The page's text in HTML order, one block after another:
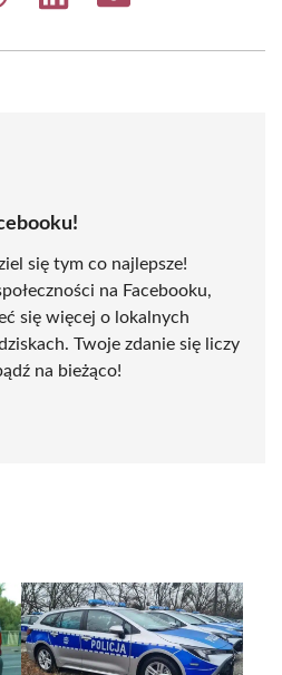
się tym co najlepsze!
na Facebooku,
się więcej o lokalnych
Twoje zdanie się liczy
na bieżąco!